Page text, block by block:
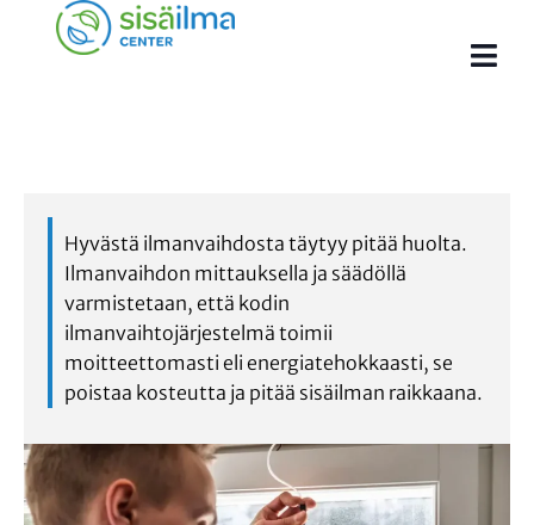
Hyvästä ilmanvaihdosta täytyy pitää huolta.
Ilmanvaihdon mittauksella ja säädöllä
varmistetaan, että kodin
ilmanvaihtojärjestelmä toimii
moitteettomasti eli energiatehokkaasti, se
poistaa kosteutta ja pitää sisäilman raikkaana.